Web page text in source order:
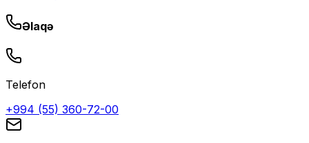
Əlaqə
Telefon
+994 (55) 360-72-00